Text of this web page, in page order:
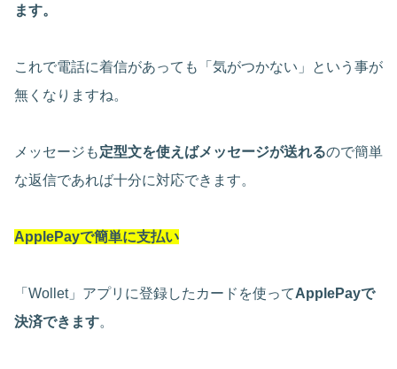
ます。
これで電話に着信があっても「気がつかない」という事が
無くなりますね。
メッセージも定型文を使えばメッセージが送れるので簡単
な返信であれば十分に対応できます。
ApplePayで簡単に支払い
「Wollet」アプリに登録したカードを使ってApplePayで
決済できます。